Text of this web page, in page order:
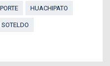
HUACHIPATO
SOTELDO